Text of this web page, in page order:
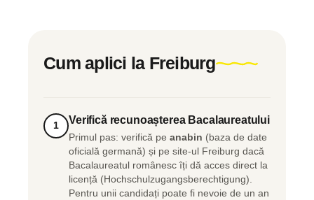
Cum aplici la Freiburg
1 Verifică recunoașterea Bacalaureatului
Primul pas: verifică pe anabin (baza de date
oficială germană) și pe site-ul Freiburg dacă
Bacalaureatul românesc îți dă acces direct la
licență (Hochschulzugangsberechtigung).
Pentru unii candidați poate fi nevoie de un an